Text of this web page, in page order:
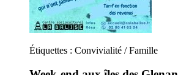
Étiquettes : Convivialité / Famille